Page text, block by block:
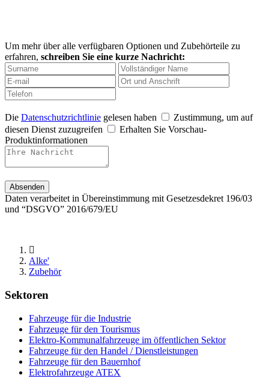
Um mehr über alle verfügbaren Optionen und Zubehörteile zu
erfahren, schreiben Sie eine kurze Nachricht:
Die Datenschutzrichtlinie gelesen haben
Zustimmung, um auf
diesen Dienst zuzugreifen
Erhalten Sie Vorschau-
Produktinformationen
Daten verarbeitet in Übereinstimmung mit Gesetzesdekret 196/03
und “DSGVO” 2016/679/EU
Alke'
Zubehör
Sektoren
Fahrzeuge für die Industrie
Fahrzeuge für den Tourismus
Elektro-Kommunalfahrzeuge im öffentlichen Sektor
Fahrzeuge für den Handel / Dienstleistungen
Fahrzeuge für den Bauernhof
Elektrofahrzeuge ATEX